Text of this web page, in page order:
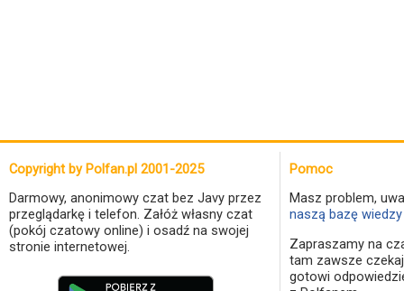
Copyright by Polfan.pl 2001-2025
Darmowy, anonimowy czat bez Javy przez
przeglądarkę i telefon. Załóż własny czat
(pokój czatowy online) i osadź na swojej
stronie internetowej.
Pomoc
Masz problem,
naszą bazę
Zapraszamy na
tam zawsze
gotowi